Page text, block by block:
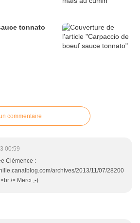
tonnato
commentaire
00:59
Clémence :
archives/2013/11/07/28200
/> Merci ;-)